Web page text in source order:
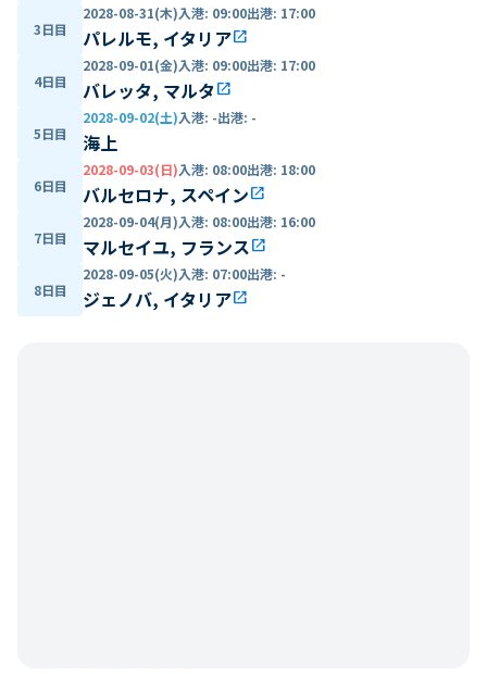
3日目
2028-08-31(木)入港: 09:00出港: 17:00
パレルモ, イタリアopen_in_new
4日目
2028-09-01(金)入港: 09:00出港: 17:00
バレッタ, マルタopen_in_new
5日目
2028-09-02(土)入港: -出港: -
海上
6日目
2028-09-03(日)入港: 08:00出港: 18:00
バルセロナ, スペインopen_in_new
7日目
2028-09-04(月)入港: 08:00出港: 16:00
マルセイユ, フランスopen_in_new
8日目
2028-09-05(火)入港: 07:00出港: -
ジェノバ, イタリアopen_in_new